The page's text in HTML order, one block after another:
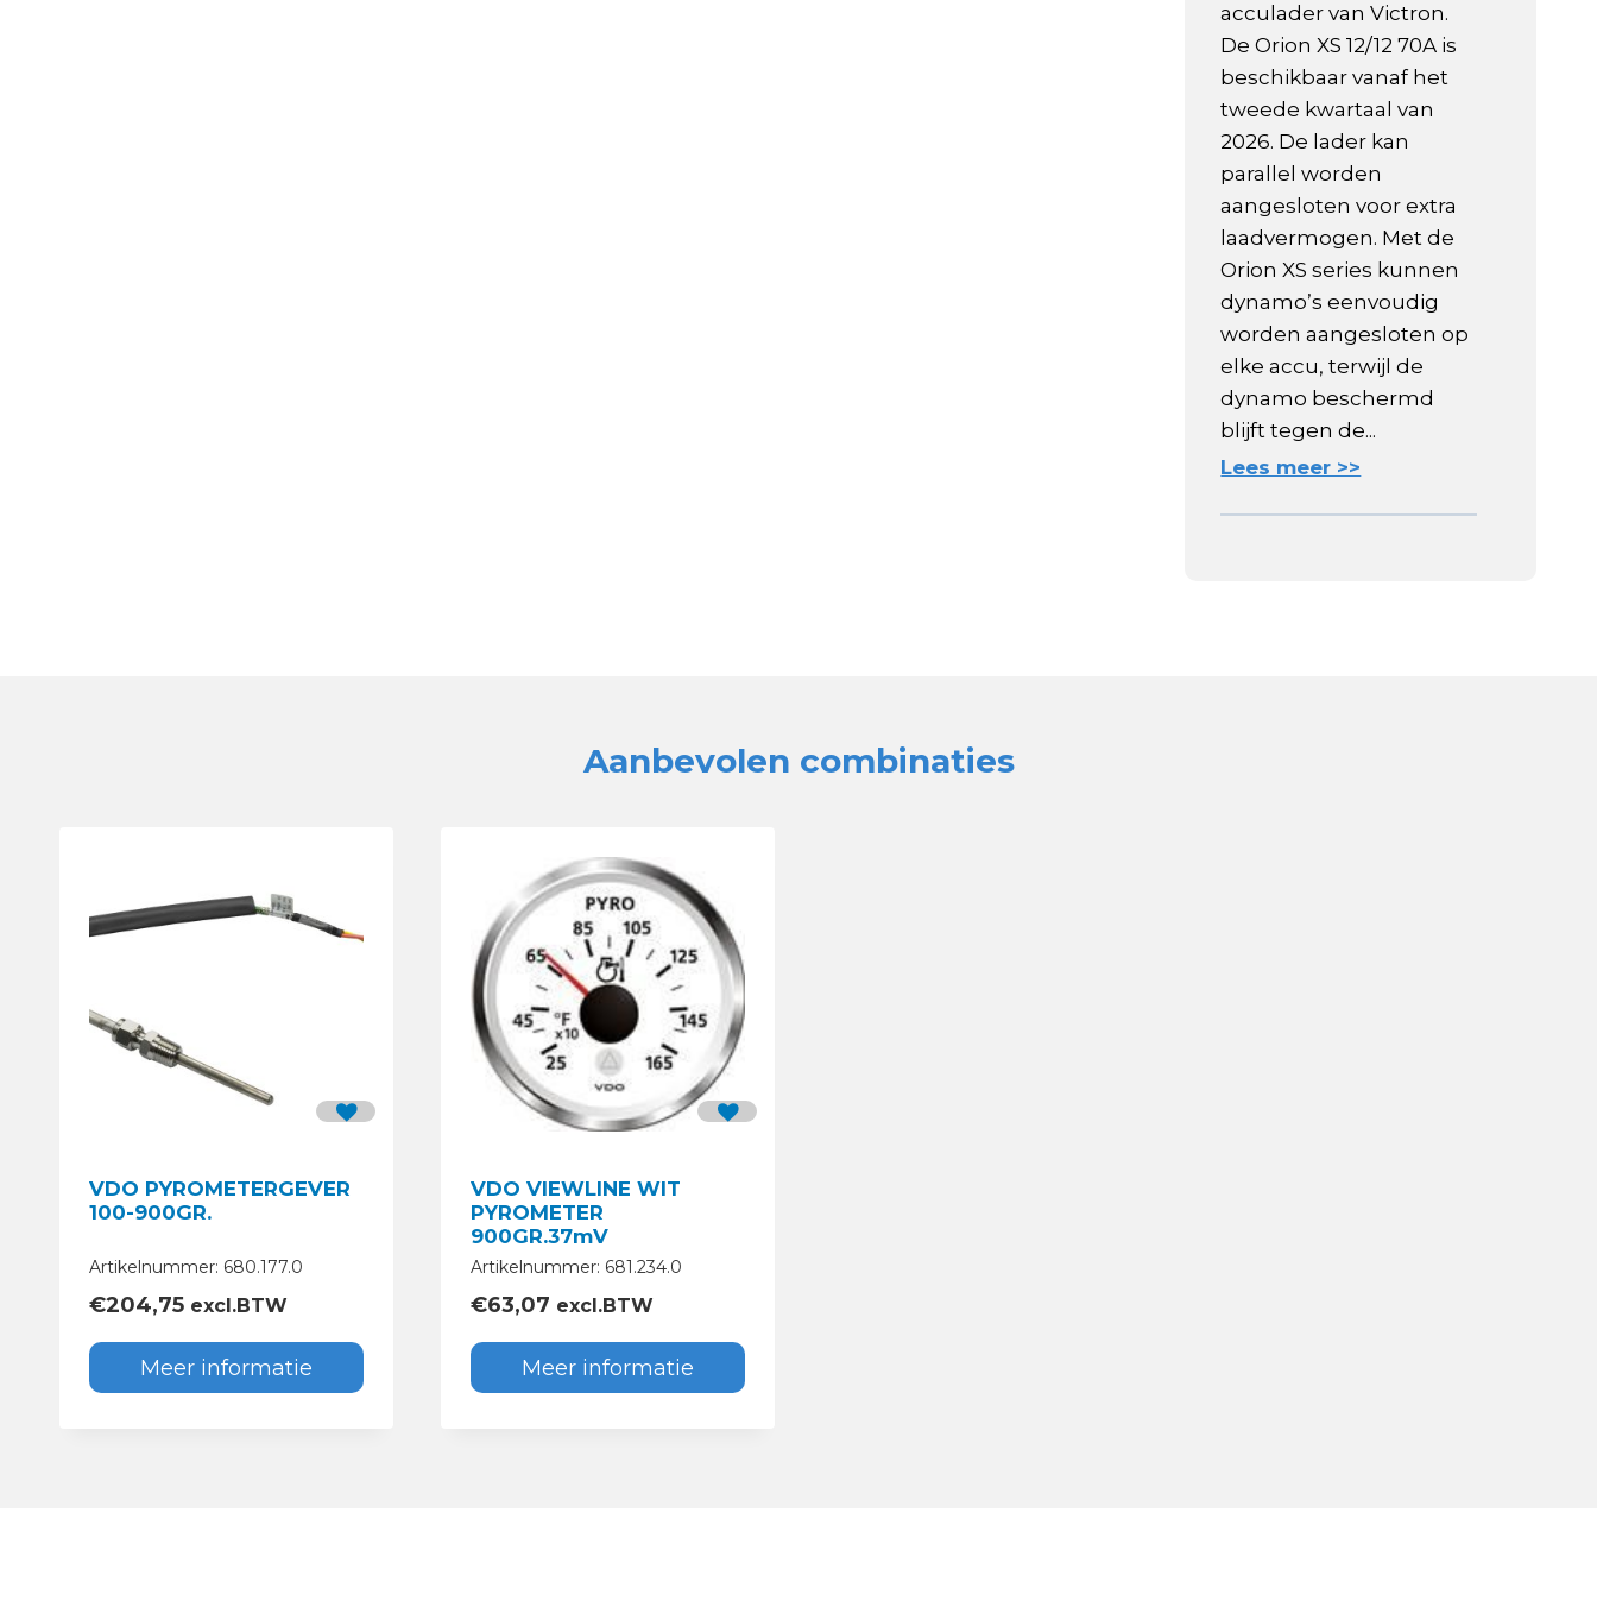
acculader van Victron.
De Orion XS 12/12 70A is
beschikbaar vanaf het
tweede kwartaal van
2026. De lader kan
parallel worden
aangesloten voor extra
laadvermogen. Met de
Orion XS series kunnen
dynamo’s eenvoudig
worden aangesloten op
elke accu, terwijl de
dynamo beschermd
blijft tegen de...
Lees meer >>
Aanbevolen combinaties
VDO PYROMETERGEVER
100-900GR.
Artikelnummer: 680.177.0
€204,75 excl.BTW
Meer informatie
VDO VIEWLINE WIT
PYROMETER
900GR.37mV
Artikelnummer: 681.234.0
€63,07 excl.BTW
Meer informatie